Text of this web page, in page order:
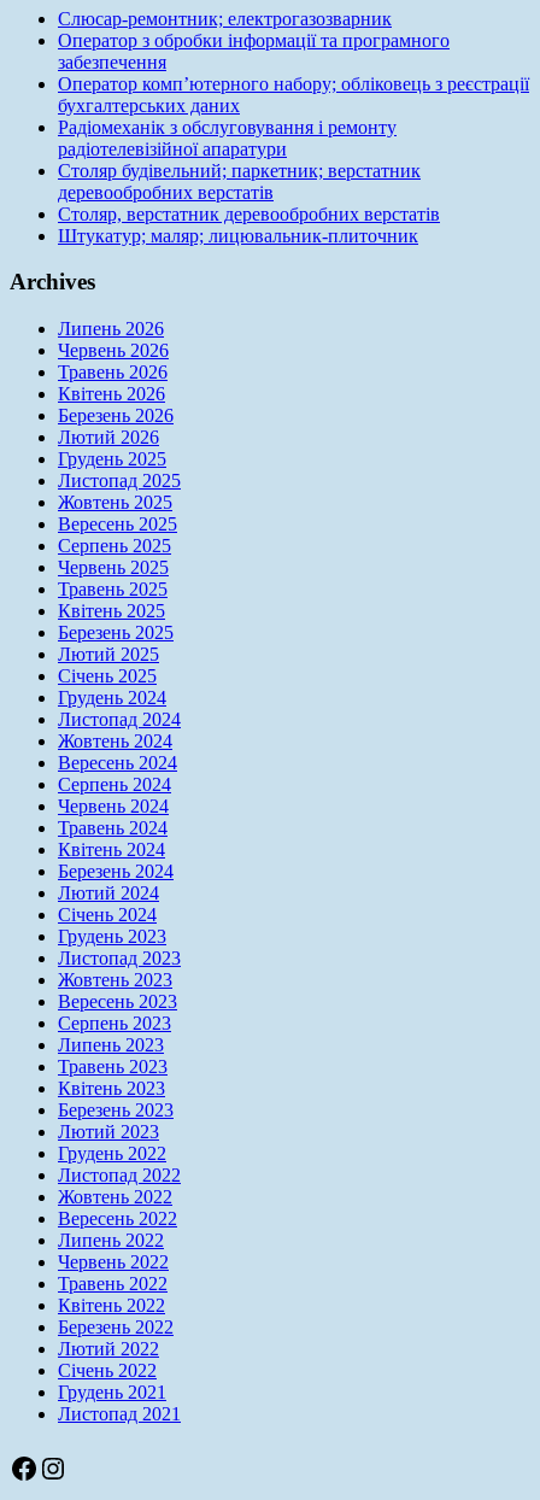
Слюсар-ремонтник; електрогазозварник
Оператор з обробки інформації та програмного
забезпечення
Оператор комп’ютерного набору; обліковець з реєстрації
бухгалтерських даних
Радіомеханік з обслуговування і ремонту
радіотелевізійної апаратури
Столяр будівельний; паркетник; верстатник
деревообробних верстатів
Столяр, верстатник деревообробних верстатів
Штукатур; маляр; лицювальник-плиточник
Archives
Липень 2026
Червень 2026
Травень 2026
Квітень 2026
Березень 2026
Лютий 2026
Грудень 2025
Листопад 2025
Жовтень 2025
Вересень 2025
Серпень 2025
Червень 2025
Травень 2025
Квітень 2025
Березень 2025
Лютий 2025
Січень 2025
Грудень 2024
Листопад 2024
Жовтень 2024
Вересень 2024
Серпень 2024
Червень 2024
Травень 2024
Квітень 2024
Березень 2024
Лютий 2024
Січень 2024
Грудень 2023
Листопад 2023
Жовтень 2023
Вересень 2023
Серпень 2023
Липень 2023
Травень 2023
Квітень 2023
Березень 2023
Лютий 2023
Грудень 2022
Листопад 2022
Жовтень 2022
Вересень 2022
Липень 2022
Червень 2022
Травень 2022
Квітень 2022
Березень 2022
Лютий 2022
Січень 2022
Грудень 2021
Листопад 2021
Facebook
Instagram